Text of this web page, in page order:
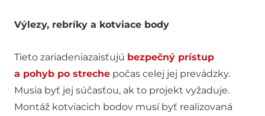
Výlezy, rebríky a kotviace body
Tieto zariadeniazaisťujú bezpečný prístup
a pohyb po streche počas celej jej prevádzky.
Musia byť jej súčasťou, ak to projekt vyžaduje.
Montáž kotviacich bodov musí byť realizovaná